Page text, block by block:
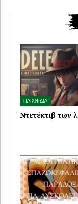
ΠΑΙΧΝΙΔΙΑ
Ντετέκτιβ των